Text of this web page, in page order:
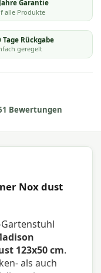
Garantie
alle Produkte
Tage Rückgabe
geregelt
Bewertungen
Nox dust
123x50 cm.
als auch